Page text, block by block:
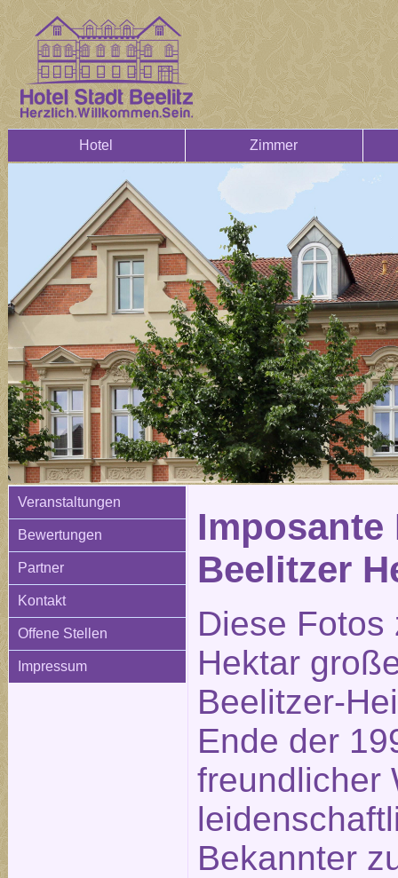
Hotel Zimmer
Veranstaltungen
Bewertungen
Partner
Kontakt
Offene Stellen
Impressum
Imposante
Beelitzer
Diese
Hektar
Beelitzer-
Ende der
freundlicher
Bekannter